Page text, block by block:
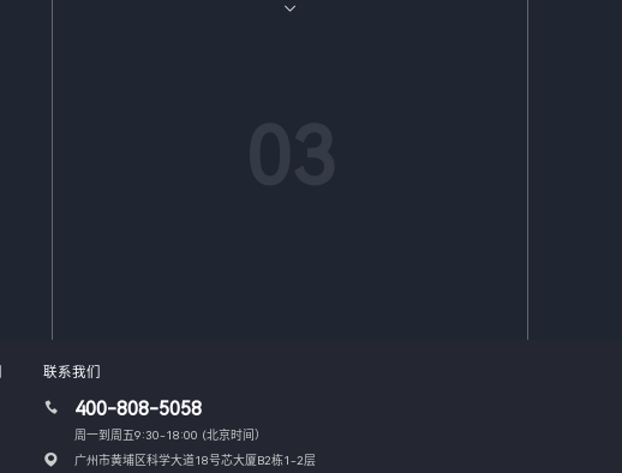
联系我们
400-808-5058
周一到周五9:30-18:00 (北京时间）
广州市黄埔区科学大道18号芯大厦B2栋1-2层